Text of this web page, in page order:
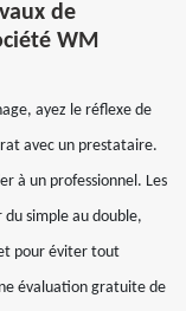
de
WM
ayez le réflexe de
avec un prestataire.
à un professionnel. Les
simple au double,
pour éviter tout
évaluation gratuite de